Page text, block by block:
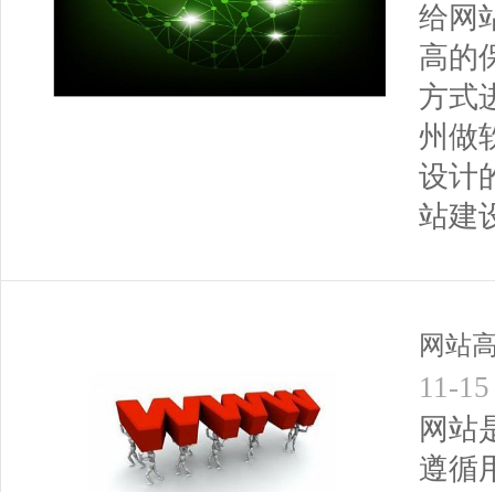
给网
高的
方式
州做
设计
站建
网站
11-15
网站
遵循